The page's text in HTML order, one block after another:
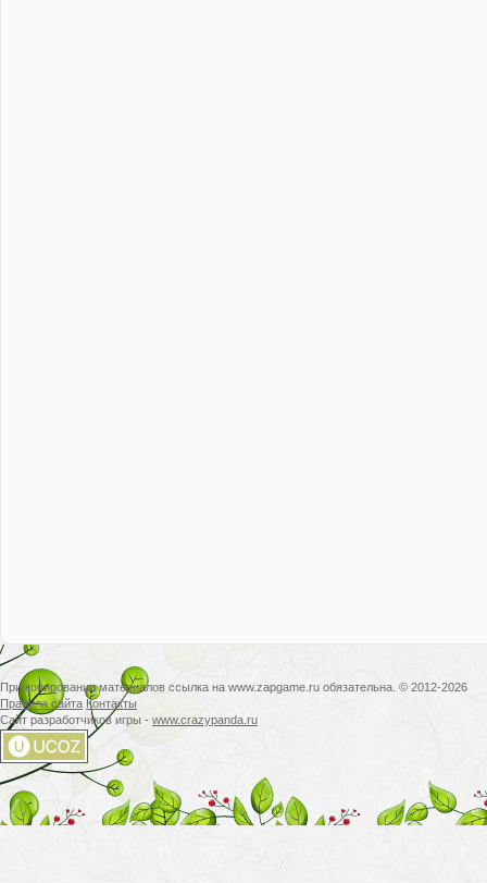
При копировании материалов ссылка на www.zapgame.ru обязательна. © 2012-2026
Правила сайта Контакты
Сайт разработчиков игры - www.crazypanda.ru